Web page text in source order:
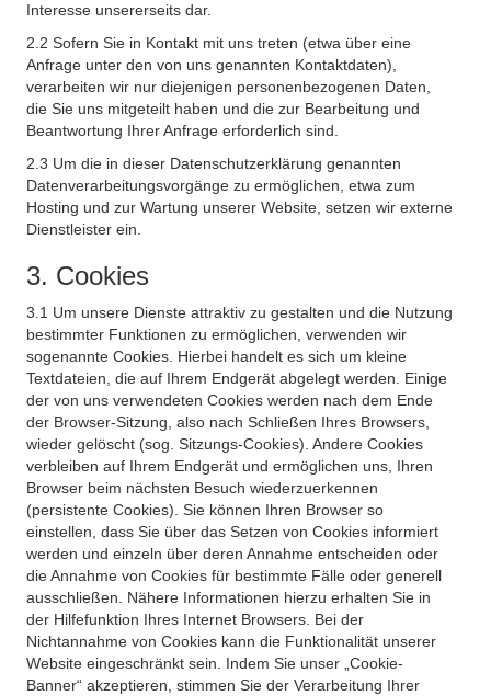
Interesse unsererseits dar.
2.2 Sofern Sie in Kontakt mit uns treten (etwa über eine
Anfrage unter den von uns genannten Kontaktdaten),
verarbeiten wir nur diejenigen personenbezogenen Daten,
die Sie uns mitgeteilt haben und die zur Bearbeitung und
Beantwortung Ihrer Anfrage erforderlich sind.
2.3 Um die in dieser Datenschutzerklärung genannten
Datenverarbeitungsvorgänge zu ermöglichen, etwa zum
Hosting und zur Wartung unserer Website, setzen wir externe
Dienstleister ein.
3. Cookies
3.1 Um unsere Dienste attraktiv zu gestalten und die Nutzung
bestimmter Funktionen zu ermöglichen, verwenden wir
sogenannte Cookies. Hierbei handelt es sich um kleine
Textdateien, die auf Ihrem Endgerät abgelegt werden. Einige
der von uns verwendeten Cookies werden nach dem Ende
der Browser-Sitzung, also nach Schließen Ihres Browsers,
wieder gelöscht (sog. Sitzungs-Cookies). Andere Cookies
verbleiben auf Ihrem Endgerät und ermöglichen uns, Ihren
Browser beim nächsten Besuch wiederzuerkennen
(persistente Cookies). Sie können Ihren Browser so
einstellen, dass Sie über das Setzen von Cookies informiert
werden und einzeln über deren Annahme entscheiden oder
die Annahme von Cookies für bestimmte Fälle oder generell
ausschließen. Nähere Informationen hierzu erhalten Sie in
der Hilfefunktion Ihres Internet Browsers. Bei der
Nichtannahme von Cookies kann die Funktionalität unserer
Website eingeschränkt sein. Indem Sie unser „Cookie-
Banner“ akzeptieren, stimmen Sie der Verarbeitung Ihrer